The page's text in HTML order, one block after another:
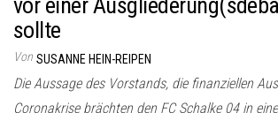
sollte
Von SUSANNE HEIN-REIPEN
Die Aussage des Vorstands, die finanziellen
Coronakrise brächten den FC Schalke 04 in